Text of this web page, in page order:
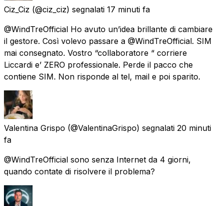
Ciz_Ciz (@ciz_ciz) segnalati 17 minuti fa
@WindTreOfficial Ho avuto un’idea brillante di cambiare
il gestore. Così volevo passare a @WindTreOfficial. SIM
mai consegnato. Vostro “collaboratore “ corriere
Liccardi e’ ZERO professionale. Perde il pacco che
contiene SIM. Non risponde al tel, mail e poi sparito.
Valentina Grispo (@ValentinaGrispo) segnalati 20 minuti
fa
@WindTreOfficial sono senza Internet da 4 giorni,
quando contate di risolvere il problema?